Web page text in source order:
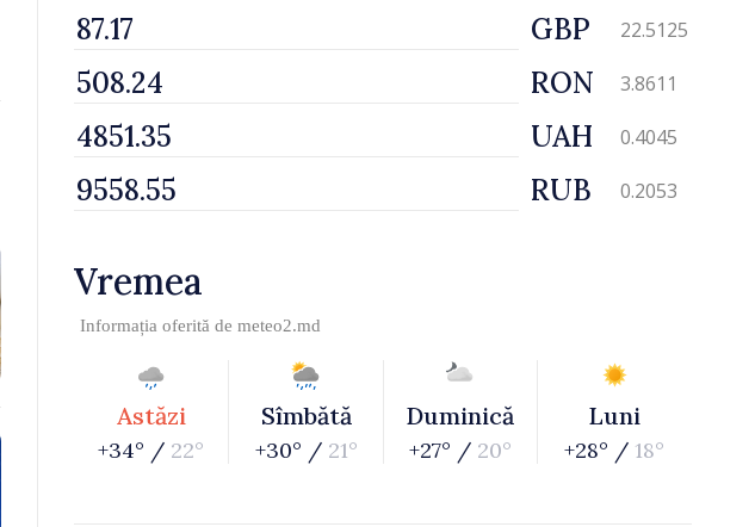
GBP 22.5125
RON 3.8611
UAH 0.4045
RUB 0.2053
Vremea
Informația oferită de meteo2.md
Astăzi
+34° / 22°
Sîmbătă
+30° / 21°
Duminică
+27° / 20°
Luni
+28° / 18°